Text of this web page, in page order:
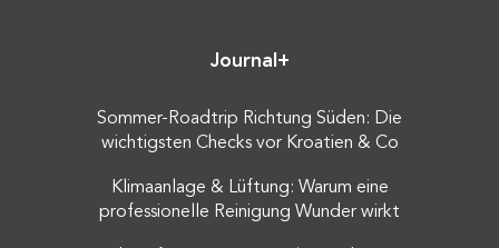
Journal+
Sommer-Roadtrip Richtung Süden: Die
wichtigsten Checks vor Kroatien & Co
Klimaanlage & Lüftung: Warum eine
professionelle Reinigung Wunder wirkt